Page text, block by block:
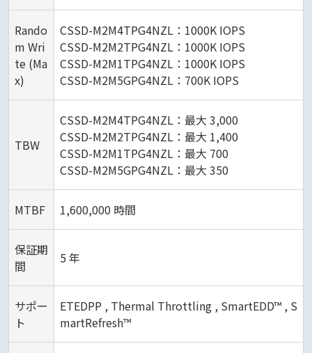
Rando
m Wri
te (Ma
x)
CSSD-M2M4TPG4NZL：1000K IOPS
CSSD-M2M2TPG4NZL：1000K IOPS
CSSD-M2M1TPG4NZL：1000K IOPS
CSSD-M2M5GPG4NZL：700K IOPS
TBW
CSSD-M2M4TPG4NZL：最大 3,000
CSSD-M2M2TPG4NZL：最大 1,400
CSSD-M2M1TPG4NZL：最大 700
CSSD-M2M5GPG4NZL：最大 350
MTBF 1,600,000 時間
保証期
間
5 年
サポー
ト
ETEDPP , Thermal Throttling , SmartEDD™ , S
martRefresh™